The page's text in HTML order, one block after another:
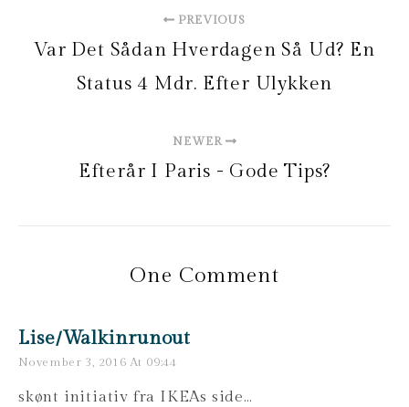
PREVIOUS
Var Det Sådan Hverdagen Så Ud? En
Status 4 Mdr. Efter Ulykken
NEWER
Efterår I Paris - Gode Tips?
One Comment
Lise/walkinrunout
November 3, 2016 At 09:44
skønt initiativ fra IKEAs side…